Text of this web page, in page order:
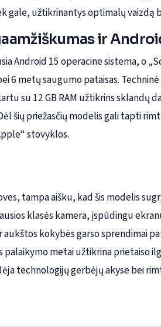
gale, užtikrinantys optimalų vaizdą
ir
Android 15 operacine sistema, o
6 metų saugumo pataisas.
su 12 GB RAM užtikrins sklandų
šių priežasčių modelis gali tapti
stovyklos.
tampa aišku, kad šis modelis
klasės kamera, įspūdingu
aukštos kokybės garso sprendimai
metai užtikrina prietaiso
technologijų gerbėjų akyse bei